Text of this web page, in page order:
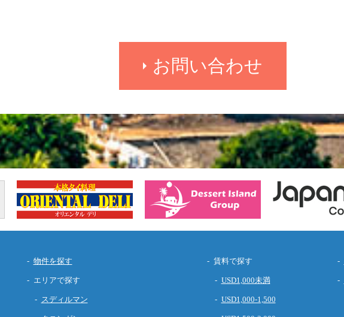
お問い合わせ
物件を探す
エリアで探す
スディルマン
賃料で探す
USD1,000未満
USD1,000-1,500